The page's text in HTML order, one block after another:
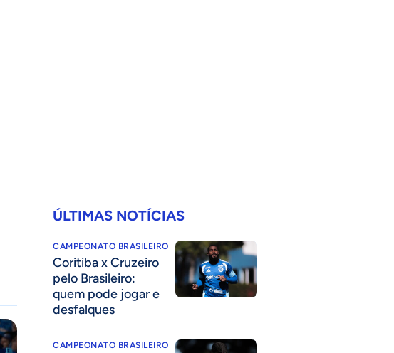
ÚLTIMAS NOTÍCIAS
CAMPEONATO BRASILEIRO
Coritiba x Cruzeiro
pelo Brasileiro:
quem pode jogar e
desfalques
CAMPEONATO BRASILEIRO